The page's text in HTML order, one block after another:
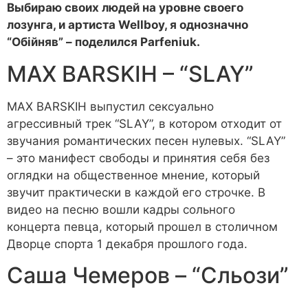
Выбираю своих людей на уровне своего
лозунга, и артиста Wellboy, я однозначно
“Обійняв” – поделился Parfeniuk.
MAX BARSKIH – “SLAY”
MAX BARSKIH выпустил сексуально
агрессивный трек “SLAY”, в котором отходит от
звучания романтических песен нулевых. “SLAY”
– это манифест свободы и принятия себя без
оглядки на общественное мнение, который
звучит практически в каждой его строчке. В
видео на песню вошли кадры сольного
концерта певца, который прошел в столичном
Дворце спорта 1 декабря прошлого года.
Саша Чемеров – “Сльози”